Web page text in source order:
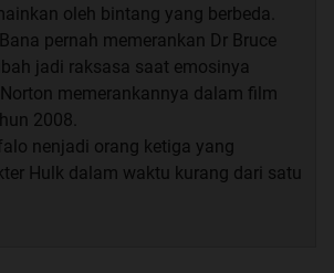
oleh bintang yang berbeda.
pernah memerankan Dr Bruce
jadi raksasa saat emosinya
memerankannya dalam film
2008.
nenjadi orang ketiga yang
Hulk dalam waktu kurang dari satu